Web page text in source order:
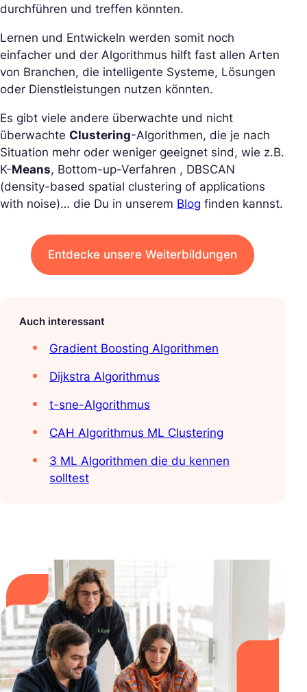
durchführen und treffen könnten.
Lernen und Entwickeln werden somit noch
einfacher und der Algorithmus hilft fast allen Arten
von Branchen, die intelligente Systeme, Lösungen
oder Dienstleistungen nutzen könnten.
Es gibt viele andere überwachte und nicht
überwachte Clustering-Algorithmen, die je nach
Situation mehr oder weniger geeignet sind, wie z.B.
K-Means, Bottom-up-Verfahren , DBSCAN
(density-based spatial clustering of applications
with noise)… die Du in unserem Blog finden kannst.
Entdecke unsere Weiterbildungen
Auch interessant
Gradient Boosting Algorithmen
Dijkstra Algorithmus
t-sne-Algorithmus
CAH Algorithmus ML Clustering
3 ML Algorithmen die du kennen
solltest